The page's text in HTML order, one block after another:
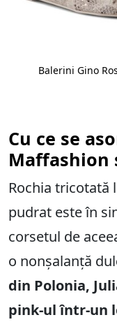
Balerini Gino
Cu ce se
Maffashion
Rochia tricotată
pudrat este în
corsetul de
o nonșalanță
din Polonia,
pink-ul într-un